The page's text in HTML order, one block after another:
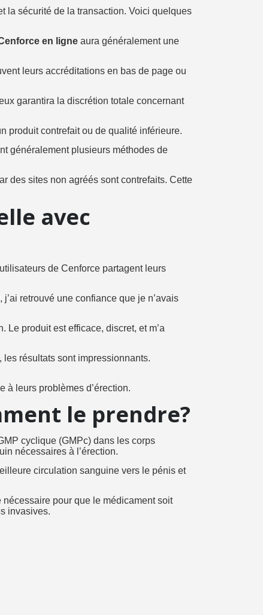
la sécurité de la transaction. Voici quelques
en ligne aura généralement une
leurs accréditations en bas de page ou
garantira la discrétion totale concernant
produit contrefait ou de qualité inférieure.
généralement plusieurs méthodes de
des sites non agréés sont contrefaits. Cette
avec
de Cenforce partagent leurs
retrouvé une confiance que je n’avais
Le produit est efficace, discret, et m’a
les résultats sont impressionnants.
à leurs problèmes d’érection.
le prendre?
cyclique (GMPc) dans les corps
nécessaires à l’érection.
circulation sanguine vers le pénis et
nécessaire pour que le médicament soit
invasives.